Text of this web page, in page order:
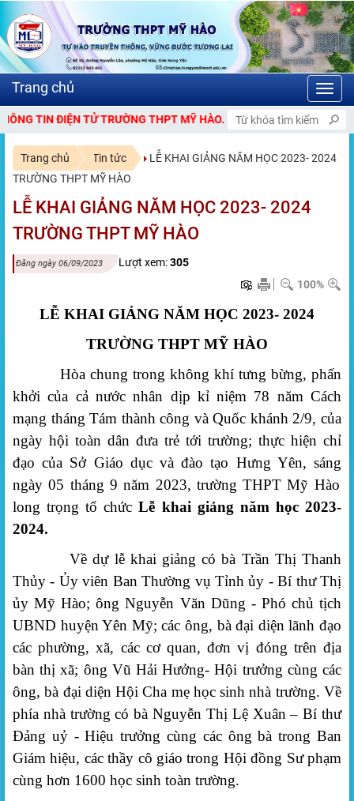
Trang chủ Tin tức
LỄ KHAI GIẢNG NĂM HỌC 2023- 2024
TRƯỜNG THPT MỸ HÀO
LỄ KHAI GIẢNG NĂM HỌC 2023- 2024
TRƯỜNG THPT MỸ HÀO
Đăng ngày 06/09/2023 Lượt xem:305
100%
LỄ KHAI GIẢNG NĂM HỌC 2023- 2024
TRƯỜNG THPT MỸ HÀO
Hòa chung trong không khí tưng bừng, phấn
khởi của cả nước nhân dịp kỉ niệm 78 năm Cách
mạng tháng Tám thành công và Quốc khánh 2/9, của
ngày hội toàn dân đưa trẻ tới trường; thực hiện chỉ
đạo của Sở Giáo dục và đào tạo Hưng Yên, sáng
ngày 05 tháng 9 năm 2023, trường THPT Mỹ Hào
long trọng tổ chứcLễ khai giảng năm học 2023-
2024.
Về dự lễ khai giảngcó bà Trần Thị Thanh
Thủy - Ủy viên Ban Thường vụ Tỉnh ủy - Bí thư Thị
ủy Mỹ Hào; ôngNguyễn Văn Dũng - Phó chủ tịch
UBND huyện Yên Mỹ; các ông, bà đại diện lãnh đạo
các phường, xã, các cơ quan, đơn vị đóng trên địa
bàn thị xã; ông Vũ Hải Hưởng- Hội trưởng cùng các
ông, bà đại diện Hội Cha mẹ học sinh nhà trường. Về
phía nhà trường có bà Nguyễn Thị Lệ Xuân – Bí thư
Đảng uỷ - Hiệu trưởng cùng các ông bà trong Ban
Giám hiệu, các thầy cô giáo trong Hội đồng Sư phạm
cùng hơn 1600 học sinh toàn trường.